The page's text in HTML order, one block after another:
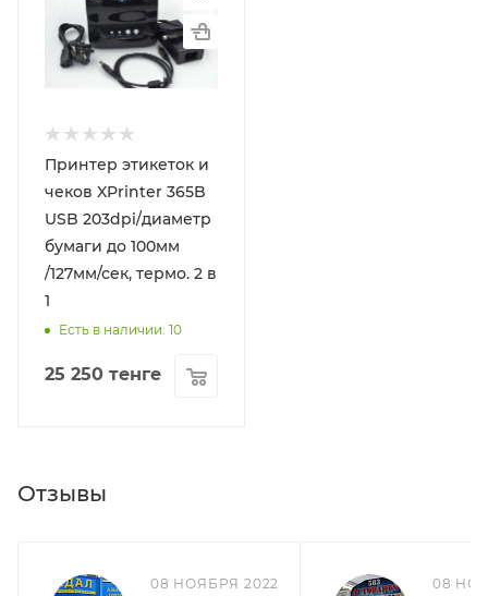
Принтер этикеток и
чеков XPrinter 365B
USB 203dpi/диаметр
бумаги до 100мм
/127мм/сек, термо. 2 в
1
Есть в наличии: 10
25 250 тенге
Отзывы
08 НОЯБРЯ 2022 08